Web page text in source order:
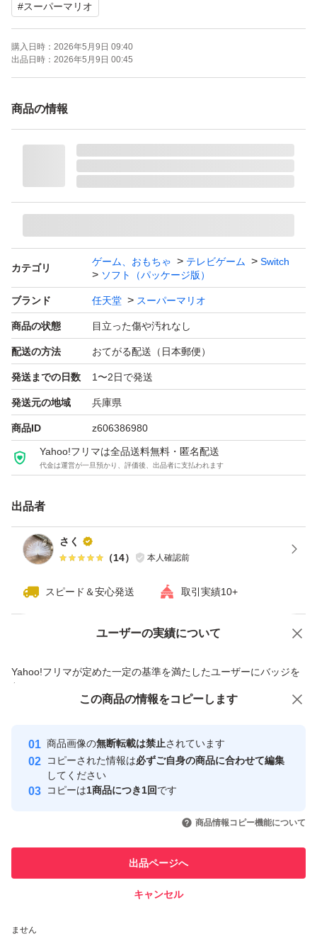
#スーパーマリオ
購入日時： 2026年5月9日 09:40
出品日時： 2026年5月9日 00:45
商品の情報
カテゴリ
ゲーム、おもちゃ テレビゲーム
Switch
ソフト（パッケージ版）
ブランド 任天堂 スーパーマリオ
商品の状態 目立った傷や汚れなし
配送の方法 おてがる配送（日本郵便）
発送までの日数 1〜2日で発送
発送元の地域 兵庫県
商品ID z606386980
Yahoo!フリマは全品送料無料・匿名配送
代金は運営が一旦預かり、評価後、出品者に支払われます
出品者
さく
（14） 本人確認前
スピード＆安心発送 取引実績10+
ユーザーの実績について
Yahoo!フリマが定めた一定の基準を満たしたユーザーにバッジを
付与しています
安心取引出品者
心・安全なユーザーです
取引実績
引を完了させた実績があります
での取引実績があります
ません
価格の相談 商品への質問
この商品の情報をコピーします
商品画像の無断転載は禁止されています
コピーされた情報は必ずご自身の商品に合わせて編集
してください
コピーは1商品につき1回です
商品情報コピー機能について
出品ページへ
キャンセル
この商品をみている人にオススメ